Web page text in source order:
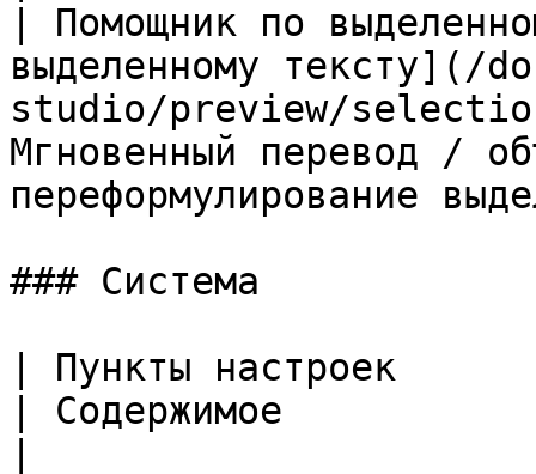
| Помощник по
выделенному тексту](/
studio/preview/
Мгновенный перевод /
переформулирование
### Система
| Пункты настроек
| Содержимое